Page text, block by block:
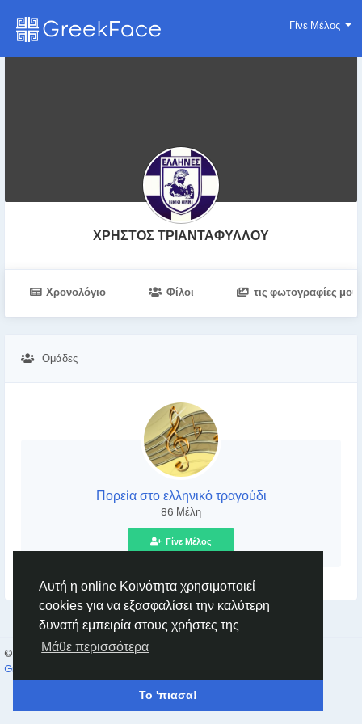
Αυτή η online Κοινότητα χρησιμοποιεί
cookies για να εξασφαλίσει την καλύτερη
δυνατή εμπειρία στους χρήστες της
Μάθε περισσότερα
Το 'πιασα!
Γίνε Μέλος
ΧΡΗΣΤΟΣ ΤΡΙΑΝΤΑΦΥΛΛΟΥ
Χρονολόγιο Φίλοι τις φωτογραφίες μου
Ομάδες
Πορεία στο ελληνικό τραγούδι
86 Μέλη
Γίνε Μέλος
© 2026 GreekFace
Greek
GreekFace Radio
Κατάλογος